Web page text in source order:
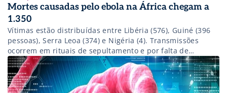
Mortes causadas pelo ebola na África chegam a
1.350
Vítimas estão distribuídas entre Libéria (576), Guiné (396
pessoas), Serra Leoa (374) e Nigéria (4). Transmissões
ocorrem em rituais de sepultamento e por falta de
controle da infecção